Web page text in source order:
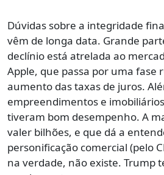
Dúvidas sobre a integridade
vêm de longa data. Grande
declínio está atrelada ao
Apple, que passa por uma fase
aumento das taxas de juros.
empreendimentos e
tiveram bom desempenho. A
valer bilhões, e que dá a
personificação comercial (pelo
na verdade, não existe. Trump